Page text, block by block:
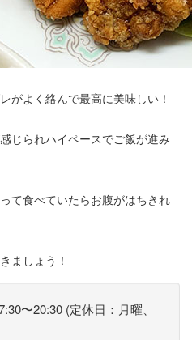
がよく絡んで最高に美味しい！
じられハイペースでご飯が進み
て食べていたらお腹がはちきれ
ましょう！
〜20:30 (定休日：月曜、